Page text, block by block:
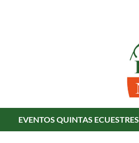
EVENTOS QUINTAS ECUESTRES